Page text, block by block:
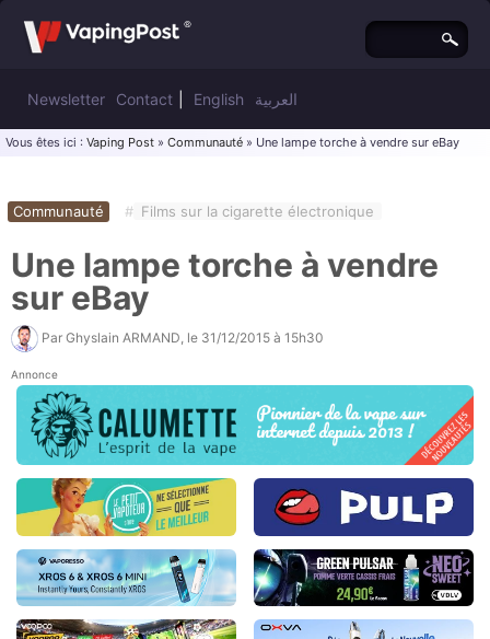
Newsletter Contact English العربية
Vous êtes ici : Vaping Post » Communauté » Une lampe torche à vendre sur eBay
Communauté # Films sur la cigarette électronique
Une lampe torche à vendre
sur eBay
Par Ghyslain ARMAND , le 31/12/2015 à 15h30
Annonce